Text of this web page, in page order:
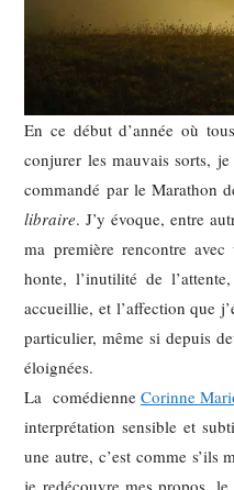
En ce début d’année où
conjurer les mauvais sorts, je
commandé par le Marathon
libraire. J’y évoque, entre
ma première rencontre
honte, l’inutilité de
accueillie, et l’affection que
particulier, même si depuis
éloignées.
La comédienne Corinne
interprétation sensible et
une autre, c’est comme s’ils